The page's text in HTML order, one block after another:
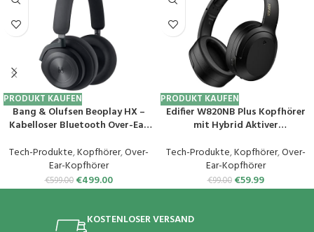
PRODUKT KAUFEN
Bang & Olufsen Beoplay HX –
Kabelloser Bluetooth Over-Ear
Noise Cancellation, 6 Mikrofone,
Akkulaufzeit bis zu 40 h,
Kopfhörer und Kopfhörer-
Tasche – Black Anthracite
Tech-Produkte,Kopfhörer,Over-
Ear-Kopfhörer
€599.00 €499.00
PRODUKT KAUFEN
Edifier W820NB Plus Kopfhörer
mit Hybrid Aktiver
Codec – Hi-Res Audio Wireless &
Wired – Schnellladefunktion – 49
Stunden Spielzeit – Over Ear
Bluetooth V5.2 – Schwarz
Tech-Produkte,Kopfhörer,Over-
Ear-Kopfhörer
€99.00 €59.99
KOSTENLOSER VERSAND